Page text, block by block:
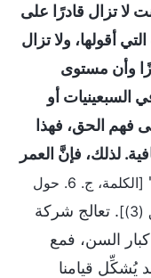
لا تزال قادرًا على
أقولها، ولا تزال
وأن مستوى
السبعينيات أو
فهم الحق، فهذا
لذلك، فإنَّ العمر
[الكلمة، ج. 6. حول
. تعالج شركة
كبار السن، فمع
يُشكِّل قيامنا